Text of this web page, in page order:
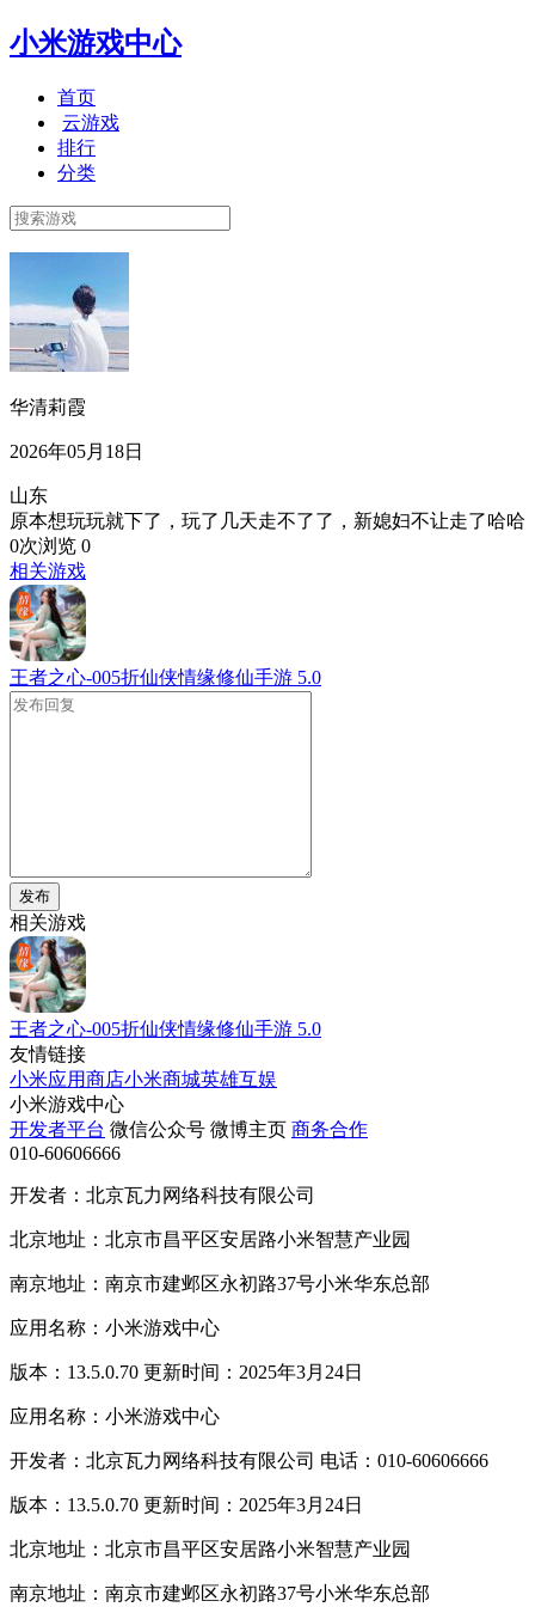
小米游戏中心
首页
云游戏
排行
分类
华清莉霞
2026年05月18日
山东
原本想玩玩就下了，玩了几天走不了了，新媳妇不让走了哈哈
0次浏览 0
相关游戏
王者之心-005折仙侠情缘修仙手游 5.0
发布
相关游戏
王者之心-005折仙侠情缘修仙手游 5.0
友情链接
小米应用商店小米商城英雄互娱
小米游戏中心
开发者平台 微信公众号 微博主页 商务合作
010-60606666
开发者：北京瓦力网络科技有限公司
北京地址：北京市昌平区安居路小米智慧产业园
南京地址：南京市建邺区永初路37号小米华东总部
应用名称：小米游戏中心
版本：13.5.0.70 更新时间：2025年3月24日
应用名称：小米游戏中心
开发者：北京瓦力网络科技有限公司 电话：010-60606666
版本：13.5.0.70 更新时间：2025年3月24日
北京地址：北京市昌平区安居路小米智慧产业园
南京地址：南京市建邺区永初路37号小米华东总部